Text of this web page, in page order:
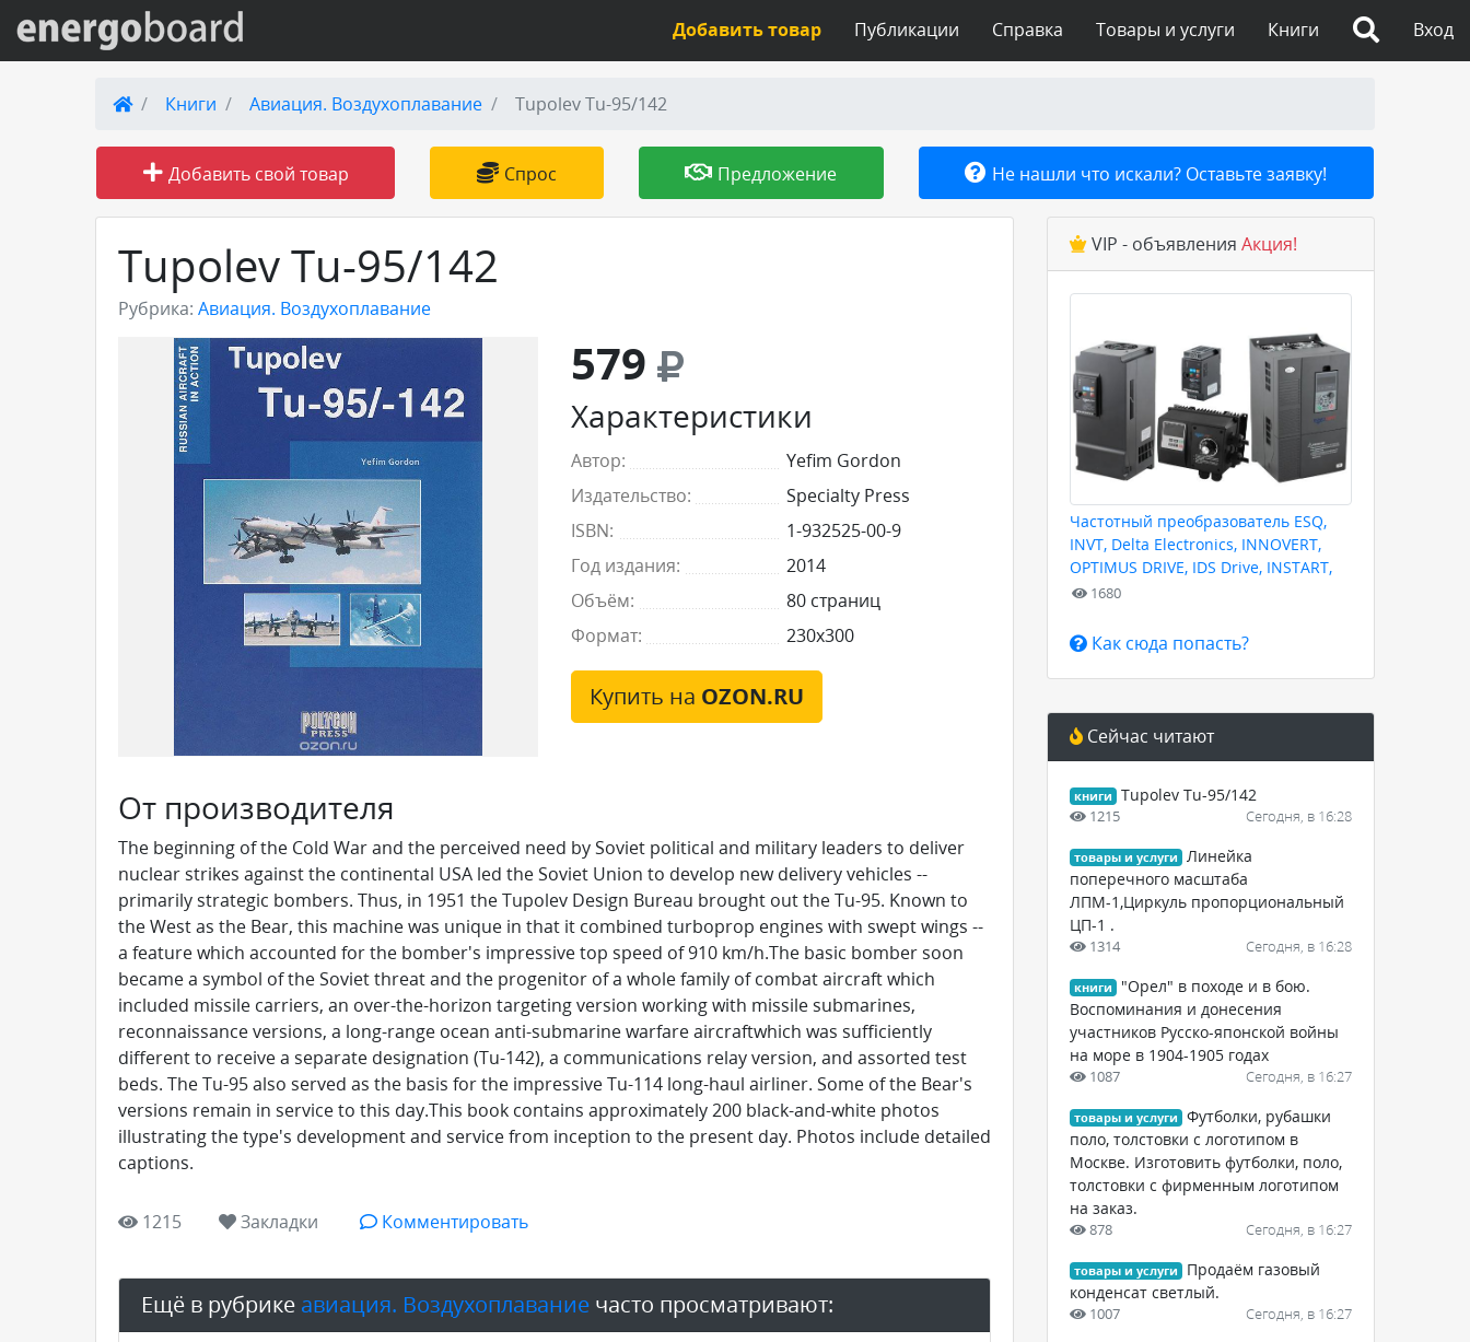
Вход на сайт
Поиск по сайту
Публикации
Товары и услуги
Добавить товар или услугу
Вход
Книги
Товары и услуги
Справка
Публикации
Добавить товар
Книги Авиация. Воздухоплавание Tupolev Tu-95/142
Добавить свой товар Спрос Предложение Не нашли что искали? Оставьте заявку!
Tupolev Tu-95/142
Рубрика: Авиация. Воздухоплавание
579
Характеристики
Автор:
Yefim Gordon
Издательство:
Specialty Press
ISBN:
1-932525-00-9
Год издания:
2014
Объём:
80 страниц
Формат:
230x300
Купить на OZON.RU
От производителя
The beginning of the Cold War and the perceived need by Soviet political and military leaders to deliver
nuclear strikes against the continental USA led the Soviet Union to develop new delivery vehicles --
primarily strategic bombers. Thus, in 1951 the Tupolev Design Bureau brought out the Tu-95. Known to
the West as the Bear, this machine was unique in that it combined turboprop engines with swept wings --
a feature which accounted for the bomber's impressive top speed of 910 km/h.The basic bomber soon
became a symbol of the Soviet threat and the progenitor of a whole family of combat aircraft which
included missile carriers, an over-the-horizon targeting version working with missile submarines,
reconnaissance versions, a long-range ocean anti-submarine warfare aircraftwhich was sufficiently
different to receive a separate designation (Tu-142), a communications relay version, and assorted test
beds. The Tu-95 also served as the basis for the impressive Tu-114 long-haul airliner. Some of the Bear's
versions remain in service to this day.This book contains approximately 200 black-and-white photos
illustrating the type's development and service from inception to the present day. Photos include detailed
captions.
1215 Закладки Комментировать
Ещё в рубрике авиация. Воздухоплавание часто просматривают:
VIP - объявления Акция!
Частотный преобразователь ESQ,
INVT, Delta Electronics, INNOVERT,
OPTIMUS DRIVE, IDS Drive, INSTART,
HYUNDAI для любых задач
1680
Как сюда попасть?
Сейчас читают
книги Tupolev Tu-95/142
1215 Сегодня, в 16:28
товары и услуги
Линейка
поперечного масштаба
ЛПМ-1,Циркуль пропорциональный
ЦП-1 .
1314 Сегодня, в 16:28
книги
"Орел" в походе и в бою.
Воспоминания и донесения
участников Русско-японской войны
на море в 1904-1905 годах
1087 Сегодня, в 16:27
товары и услуги
Футболки, рубашки
поло, толстовки с логотипом в
Москве. Изготовить футболки, поло,
толстовки с фирменным логотипом
на заказ.
878 Сегодня, в 16:27
товары и услуги
Продаём газовый
конденсат светлый.
1007 Сегодня, в 16:27